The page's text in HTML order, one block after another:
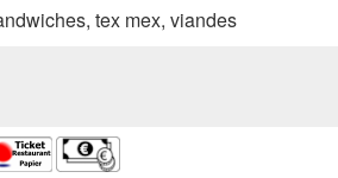
tex mex, viandes